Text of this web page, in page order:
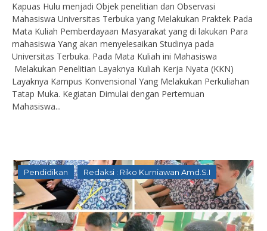
Kapuas Hulu menjadi Objek penelitian dan Observasi
Mahasiswa Universitas Terbuka yang Melakukan Praktek Pada
Mata Kuliah Pemberdayaan Masyarakat yang di lakukan Para
mahasiswa Yang akan menyelesaikan Studinya pada
Universitas Terbuka. Pada Mata Kuliah ini Mahasiswa
Melakukan Penelitian Layaknya Kuliah Kerja Nyata (KKN)
Layaknya Kampus Konvensional Yang Melakukan Perkuliahan
Tatap Muka. Kegiatan Dimulai dengan Pertemuan
Mahasiswa...
Pendidikan Redaksi : Riko Kurniawan Amd.S.I